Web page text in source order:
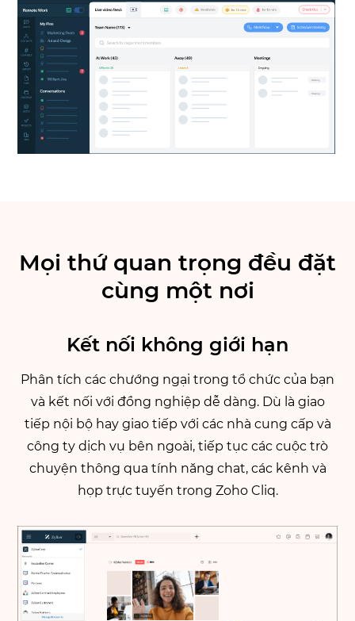
Mọi thứ quan trọng đều đặt
cùng một nơi
Kết nối không giới hạn
Phân tích các chướng ngại trong tổ chức của bạn
và kết nối với đồng nghiệp dễ dàng. Dù là giao
tiếp nội bộ hay giao tiếp với các nhà cung cấp và
công ty dịch vụ bên ngoài, tiếp tục các cuộc trò
chuyện thông qua tính năng chat, các kênh và
họp trực tuyến trong Zoho Cliq.